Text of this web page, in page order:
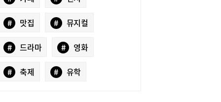
# 맛집 # 뮤지컬
# 드라마 # 영화
# 축제 # 유학